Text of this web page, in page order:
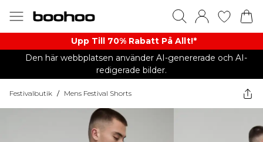
Upp Till 70% Rabatt På Allt!*
Den här webbplatsen använder AI-genererade och AI-
redigerade bilder.
Festivalbutik / Mens Festival Shorts